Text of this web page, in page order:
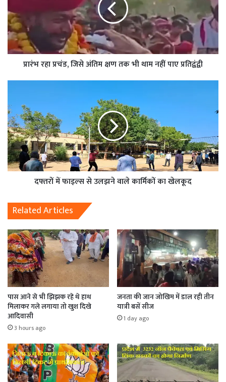
प्रारंभ रहा प्रचंड, जिसे अंतिम क्षण तक भी थाम नहीं पाए प्रतिद्वंद्वी
दफ्तरों में फाइल्स से उलझने वाले कार्मिकों का खेलकूद
Related Articles
पास आने से भी झिझक रहे थे हाथ
मिलाकर गले लगाया तो खुश दिखे
आदिवासी
3 hours ago
जनता की जान जोखिम में डाल रही तीन
यात्री बसें सीज
1 day ago